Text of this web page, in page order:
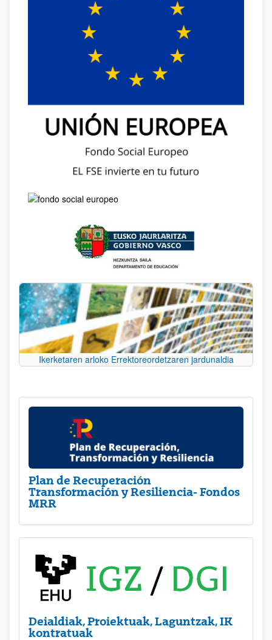
Ikerketaren arloko Errektoreordetzaren jardunaldia
Plan de Recuperación
Transformación y Resiliencia- Fondos
MRR
Deialdiak, Proiektuak, Laguntzak, IK
kontratuak